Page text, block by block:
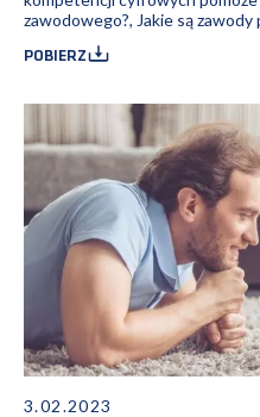
zawodowego?, Jakie są zawody
POBIERZ
3.02.2023